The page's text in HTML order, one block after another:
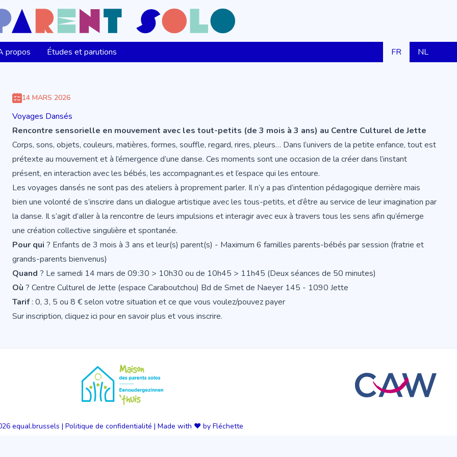
propos Études et parutions FR NL
14 MARS 2026
Voyages Dansés
Rencontre sensorielle en mouvement avec les tout-petits (de 3 mois à 3 ans) au Centre Culturel de Jette
Corps, sons, objets, couleurs, matières, formes, souffle, regard, rires, pleurs… Dans l’univers de la petite enfance, tout est
prétexte au mouvement et à l’émergence d’une danse. Ces moments sont une occasion de la créer dans l’instant
présent, en interaction avec les bébés, les accompagnant.es et l’espace qui les entoure.
Les voyages dansés ne sont pas des ateliers à proprement parler. Il n’y a pas d’intention pédagogique derrière mais
bien une volonté de s’inscrire dans un dialogue artistique avec les tous-petits, et d’être au service de leur imagination par
la danse. Il s’agit d’aller à la rencontre de leurs impulsions et interagir avec eux à travers tous les sens afin qu’émerge
une création collective singulière et spontanée.
Pour qui ? Enfants de 3 mois à 3 ans et leur(s) parent(s) - Maximum 6 familles parents-bébés par session (fratrie et
grands-parents bienvenus)
Quand ? Le samedi 14 mars de 09:30 > 10h30 ou de 10h45 > 11h45 (Deux séances de 50 minutes)
Où ? Centre Culturel de Jette (espace Caraboutchou) Bd de Smet de Naeyer 145 - 1090 Jette
Tarif: 0, 3, 5 ou 8 € selon votre situation et ce que vous voulez/pouvez payer
Sur inscription, cliquez ici pour en savoir plus et vous inscrire.
equal.brussels | Politique de confidentialité | Made with ❤️ by Fléchette